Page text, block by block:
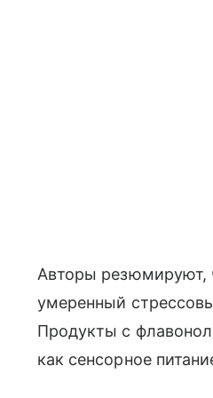
Авторы резюмируют,
умеренный
Продукты с
как сенсорное